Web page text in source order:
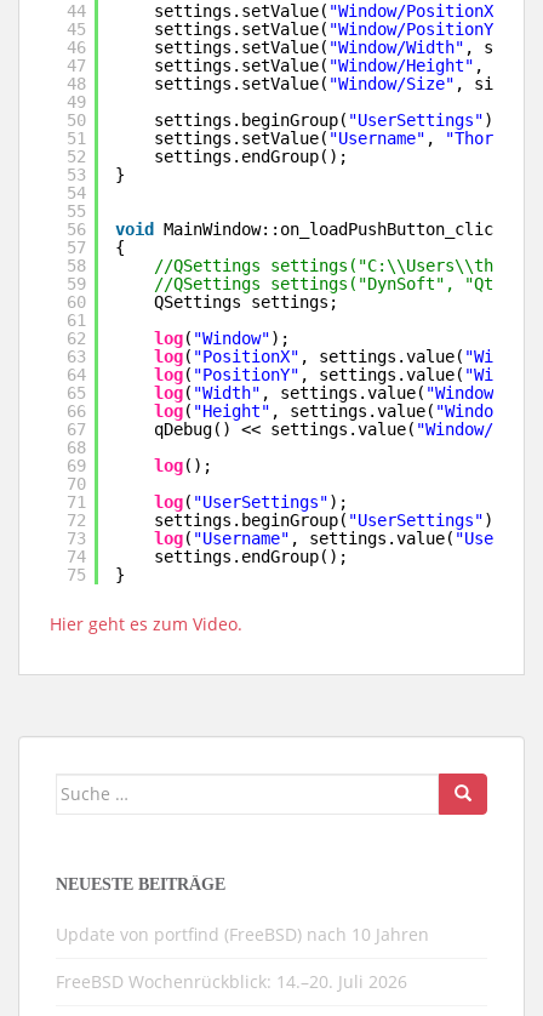
44
45
46
47
48
49
50
51
52
53
54
55
56
57
58
59
60
61
62
63
64
65
66
67
68
69
70
71
72
73
74
75
settings.setValue( "Window/PositionX"
settings.setValue( "Window/PositionY"
settings.setValue( "Window/Width" ,
settings.setValue( "Window/Height" ,
settings.setValue( "Window/Size" ,
settings.beginGroup( "UserSettings");
settings.setValue( "Username" , "Thorsten"
settings.endGroup();
}
void
MainWindow::on_loadPushButton_clicked()
{
//QSettings
//QSettings settings("DynSoft",
QSettings settings;
log( "Window");
log( "PositionX" , settings.value(
log( "PositionY" , settings.value(
log( "Width" , settings.value( "Window/
log( "Height" , settings.value( "Window/
qDebug() << settings.value( "Window/Size"
log();
log( "UserSettings");
settings.beginGroup( "UserSettings");
log( "Username" , settings.value(
settings.endGroup();
}
Hier geht es zum Video.
Suche
NEUESTE BEITRÄGE
Update von portfind (FreeBSD) nach 10 Jahren
FreeBSD Wochenrückblick: 14.–20. Juli 2026